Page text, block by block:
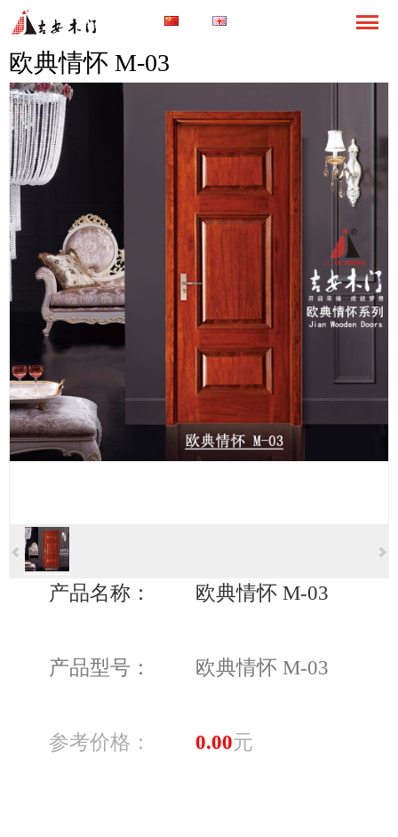
欧典情怀 M-03
产品名称： 欧典情怀 M-03
产品型号： 欧典情怀 M-03
参考价格： 0.00元